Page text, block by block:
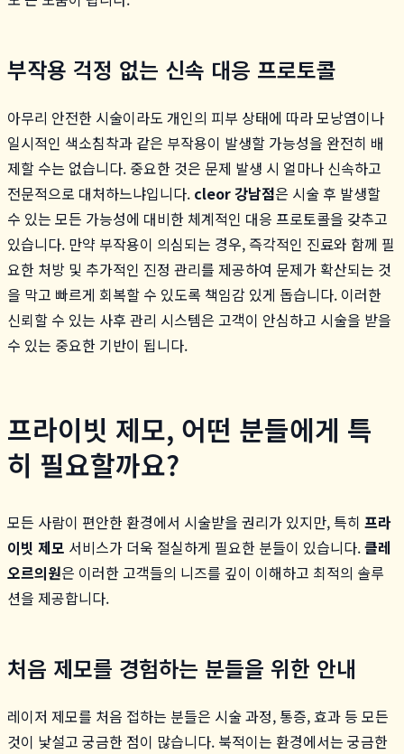
부작용 걱정 없는 신속 대응 프로토콜
아무리 안전한 시술이라도 개인의 피부 상태에 따라 모낭염이나
일시적인 색소침착과 같은 부작용이 발생할 가능성을 완전히 배
제할 수는 없습니다. 중요한 것은 문제 발생 시 얼마나 신속하고
전문적으로 대처하느냐입니다. cleor 강남점은 시술 후 발생할
수 있는 모든 가능성에 대비한 체계적인 대응 프로토콜을 갖추고
있습니다. 만약 부작용이 의심되는 경우, 즉각적인 진료와 함께 필
요한 처방 및 추가적인 진정 관리를 제공하여 문제가 확산되는 것
을 막고 빠르게 회복할 수 있도록 책임감 있게 돕습니다. 이러한
신뢰할 수 있는 사후 관리 시스템은 고객이 안심하고 시술을 받을
수 있는 중요한 기반이 됩니다.
프라이빗 제모, 어떤 분들에게 특
히 필요할까요?
모든 사람이 편안한 환경에서 시술받을 권리가 있지만, 특히 프라
이빗 제모 서비스가 더욱 절실하게 필요한 분들이 있습니다.클레
오르의원은 이러한 고객들의 니즈를 깊이 이해하고 최적의 솔루
션을 제공합니다.
처음 제모를 경험하는 분들을 위한 안내
레이저 제모를 처음 접하는 분들은 시술 과정, 통증, 효과 등 모든
것이 낯설고 궁금한 점이 많습니다. 북적이는 환경에서는 궁금한